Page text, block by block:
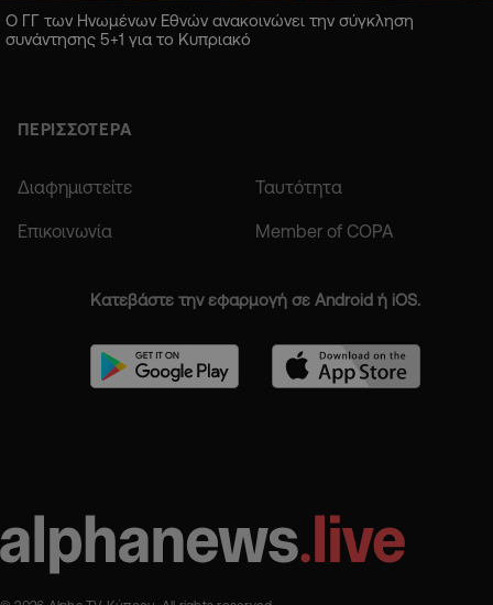
Ο ΓΓ των Ηνωμένων Εθνών ανακοινώνει την σύγκληση
συνάντησης 5+1 για το Κυπριακό
ΠΕΡΙΣΣΟΤΕΡΑ
Διαφημιστείτε Ταυτότητα
Επικοινωνία Member of COPA
Κατεβάστε την εφαρμογή σε Android ή iOS.